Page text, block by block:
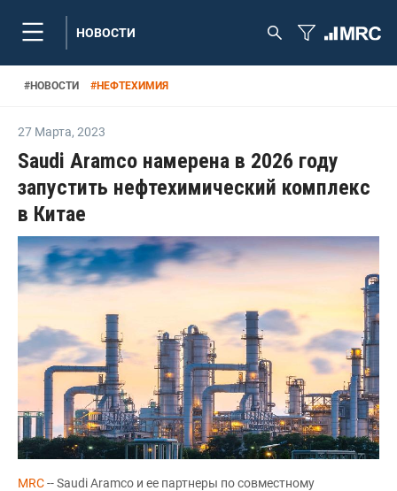
НОВОСТИ
#НОВОСТИ #НЕФТЕХИМИЯ
27 Марта, 2023
Saudi Aramco намерена в 2026 году
запустить нефтехимический комплекс
в Китае
MRC-- Saudi Aramco и ее партнеры по совместному